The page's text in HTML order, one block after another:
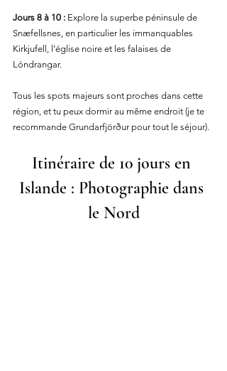
Jours 8 à 10 : Explore la superbe péninsule de
Snæfellsnes, en particulier les immanquables
Kirkjufell, l’église noire et les falaises de
Lóndrangar.
Tous les spots majeurs sont proches dans cette
région, et tu peux dormir au même endroit (je te
recommande Grundarfjörður pour tout le séjour).
Itinéraire de 10 jours en
Islande : Photographie dans
le Nord